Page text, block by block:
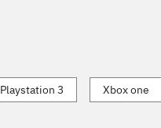
Playstation 3 Xbox one